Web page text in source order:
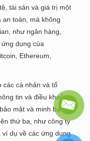
tài sản và giá trị một
an toàn, mà không
như ngân hàng,
dụng của
Ethereum,
các cá nhân và tổ
tin và điều khoản
mật và minh bạch,
thứ ba, như công ty
dụ về các ứng dụng